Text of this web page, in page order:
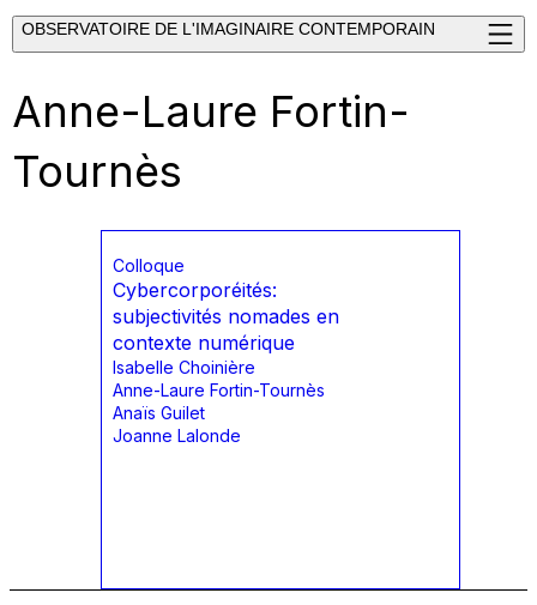
OBSERVATOIRE DE L'IMAGINAIRE CONTEMPORAIN
Anne-Laure Fortin-
Tournès
Colloque
Cybercorporéités:
subjectivités nomades en
contexte numérique
Isabelle Choinière
Anne-Laure Fortin-Tournès
Anaïs Guilet
Joanne Lalonde